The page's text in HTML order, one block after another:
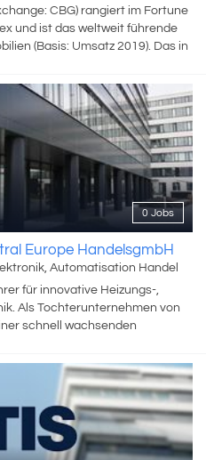
CBG) rangiert im Fortune
und ist das weltweit führende
(Basis: Umsatz 2019). Das in
weltweit, arbeitet für
und Mieter:innen auf
Immobilienvermietung
Portfolio wie Immobilien‑,
Corporate Services,
Evaluierung und
Strategien, Hypotheken
Angebot ab. CBRE ist in
haben 150 Mitarbeiter:innen in
Graz. Mehr Infos auch auf
0 Jobs
Europe HandelsgmbH
Automatisation Handel
für innovative Heizungs-,
Als Tochterunternehmen von
schnell wachsenden
dem du über alle Hierarchien
Arbeitgeber, bei dem du dich
mit kultureller Vielfalt statt
haben, sondern sie auch
Wir denken international und
vor über 90 Jahren in Japan